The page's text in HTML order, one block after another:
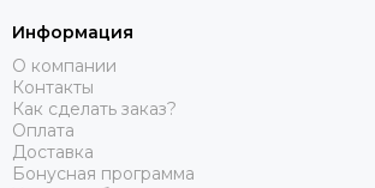
Информация
О компании
Контакты
Как сделать заказ?
Оплата
Доставка
Бонусная программа